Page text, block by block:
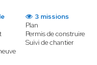
3 missions
Plan
Permis de construire
Suivi de chantier